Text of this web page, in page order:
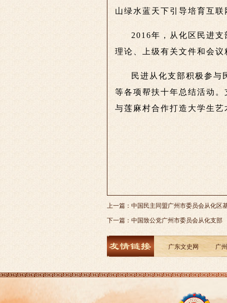
山绿水蓝天下引导培育互
2016年，从化区民进
理论、上级有关文件和会
民进从化支部积极参与
等各项帮扶十年总结活动
与莲麻村合作打造大学生艺
上一篇： 中国民主同盟广州市委员会从化区
下一篇： 中国致公党广州市委员会从化支部
广东文史网 广